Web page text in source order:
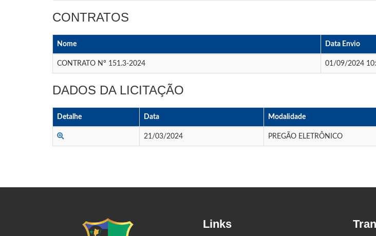
CONTRATOS
Nome Data Envio
CONTRATO Nº 151.3-2024 01/09/2024
DADOS DA LICITAÇÃO
Detalhe Data Modalidade
21/03/2024 PREGÃO ELETRÔNICO
Links